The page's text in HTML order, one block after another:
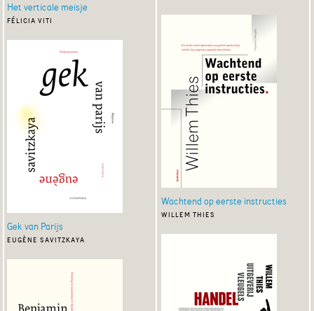
Het verticale meisje
félicia viti
Gek van Parijs
eugène savitzkaya
Wachtend op eerste instructies
willem thies